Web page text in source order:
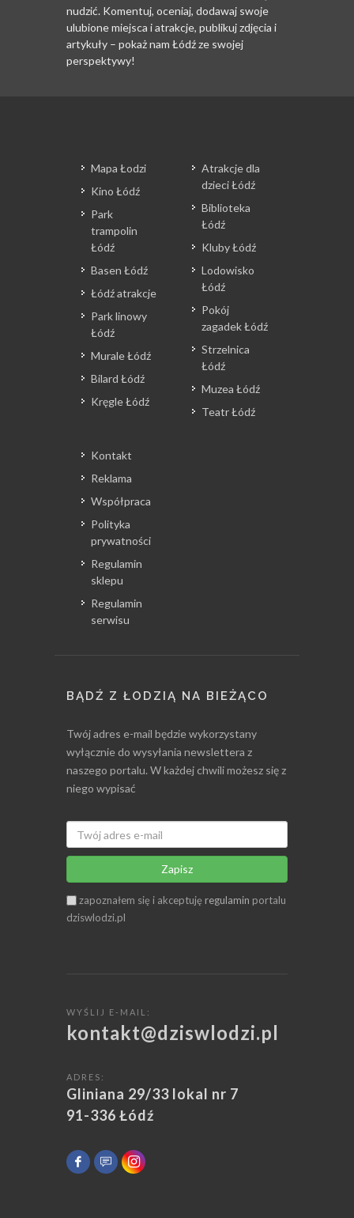
nudzić. Komentuj, oceniaj, dodawaj swoje
ulubione miejsca i atrakcje, publikuj zdjęcia i
artykuły – pokaż nam Łódź ze swojej
perspektywy!
Mapa Łodzi
Kino Łódź
Park
trampolin
Łódź
Basen Łódź
Łódź atrakcje
Park linowy
Łódź
Murale Łódź
Bilard Łódź
Kręgle Łódź
Atrakcje dla
dzieci Łódź
Biblioteka
Łódź
Kluby Łódź
Lodowisko
Łódź
Pokój
zagadek Łódź
Strzelnica
Łódź
Muzea Łódź
Teatr Łódź
Kontakt
Reklama
Współpraca
Polityka
prywatności
Regulamin
sklepu
Regulamin
serwisu
BĄDŹ Z ŁODZIĄ NA BIEŻĄCO
Twój adres e-mail będzie wykorzystany
wyłącznie do wysyłania newslettera z
naszego portalu. W każdej chwili możesz się z
niego wypisać
Zapisz
zapoznałem się i akceptuję regulamin portalu
dziswlodzi.pl
WYŚLIJ E-MAIL:
kontakt@dziswlodzi.pl
ADRES:
Gliniana 29/33 lokal nr 7
91-336 Łódź